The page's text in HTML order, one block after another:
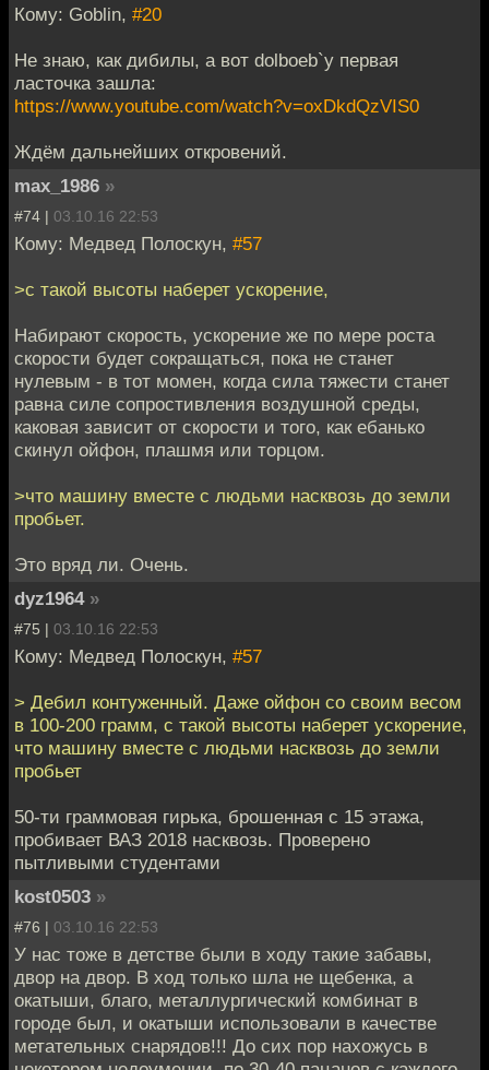
Кому: Goblin, #20
Не знаю, как дибилы, а вот dolboeb`y первая
ласточка зашла:
https://www.youtube.com/watch?v=oxDkdQzVIS0
Ждём дальнейших откровений.
max_1986 »
#74 | 03.10.16 22:53
Кому: Медвед Полоскун, #57
>с такой высоты наберет ускорение,
Набирают скорость, ускорение же по мере роста
скорости будет сокращаться, пока не станет
нулевым - в тот момен, когда сила тяжести станет
равна силе сопростивления воздушной среды,
каковая зависит от скорости и того, как ебанько
скинул ойфон, плашмя или торцом.
>что машину вместе с людьми насквозь до земли
пробьет.
Это вряд ли. Очень.
dyz1964 »
#75 | 03.10.16 22:53
Кому: Медвед Полоскун, #57
> Дебил контуженный. Даже ойфон со своим весом
в 100-200 грамм, с такой высоты наберет ускорение,
что машину вместе с людьми насквозь до земли
пробьет
50-ти граммовая гирька, брошенная с 15 этажа,
пробивает ВАЗ 2018 насквозь. Проверено
пытливыми студентами
kost0503 »
#76 | 03.10.16 22:53
У нас тоже в детстве были в ходу такие забавы,
двор на двор. В ход только шла не щебенка, а
окатыши, благо, металлургический комбинат в
городе был, и окатыши использовали в качестве
метательных снарядов!!! До сих пор нахожусь в